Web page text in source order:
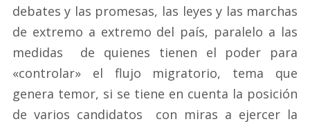
debates y las promesas, las leyes y las marchas
de extremo a extremo del país, paralelo a las
medidas de quienes tienen el poder para
«controlar» el flujo migratorio, tema que
genera temor, si se tiene en cuenta la posición
de varios candidatos con miras a ejercer la